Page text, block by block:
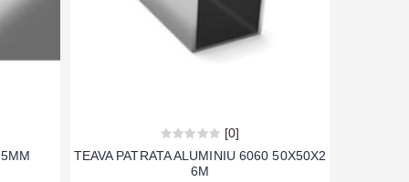
[0]
TEAVA PATRATA ALUMINIU 6060 50X50X2
6M